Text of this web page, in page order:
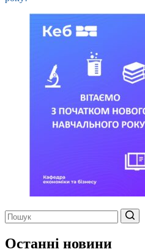
результатів
Останні новини